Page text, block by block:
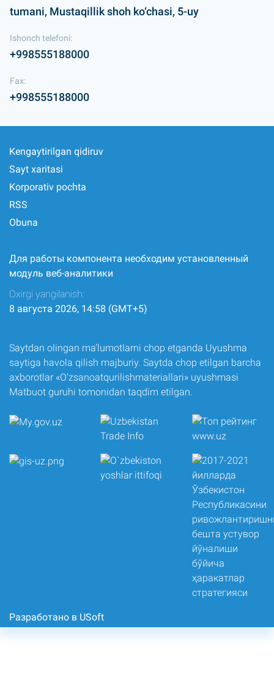
tumani, Mustaqillik shoh ko‘chasi, 5-uy
Ishonch telefoni:
+998555188000
Fax:
+998555188000
Kengaytirilgan qidiruv
Sayt xaritasi
Korporativ pochta
RSS
Obuna
Для работы компонента необходим установленный
модуль веб-аналитики
Oxirgi yangilanish:
8 августа 2026, 14:58 (GMT+5)
Saytdan olingan ma’lumotlarni chop etganda Uyushma
saytiga havola qilish majburiy. Saytda chop etilgan barcha
axborotlar «O‘zsanoatqurilishmateriallari» uyushmasi
Matbuot guruhi tomonidan taqdim etilgan.
Разработано в USoft